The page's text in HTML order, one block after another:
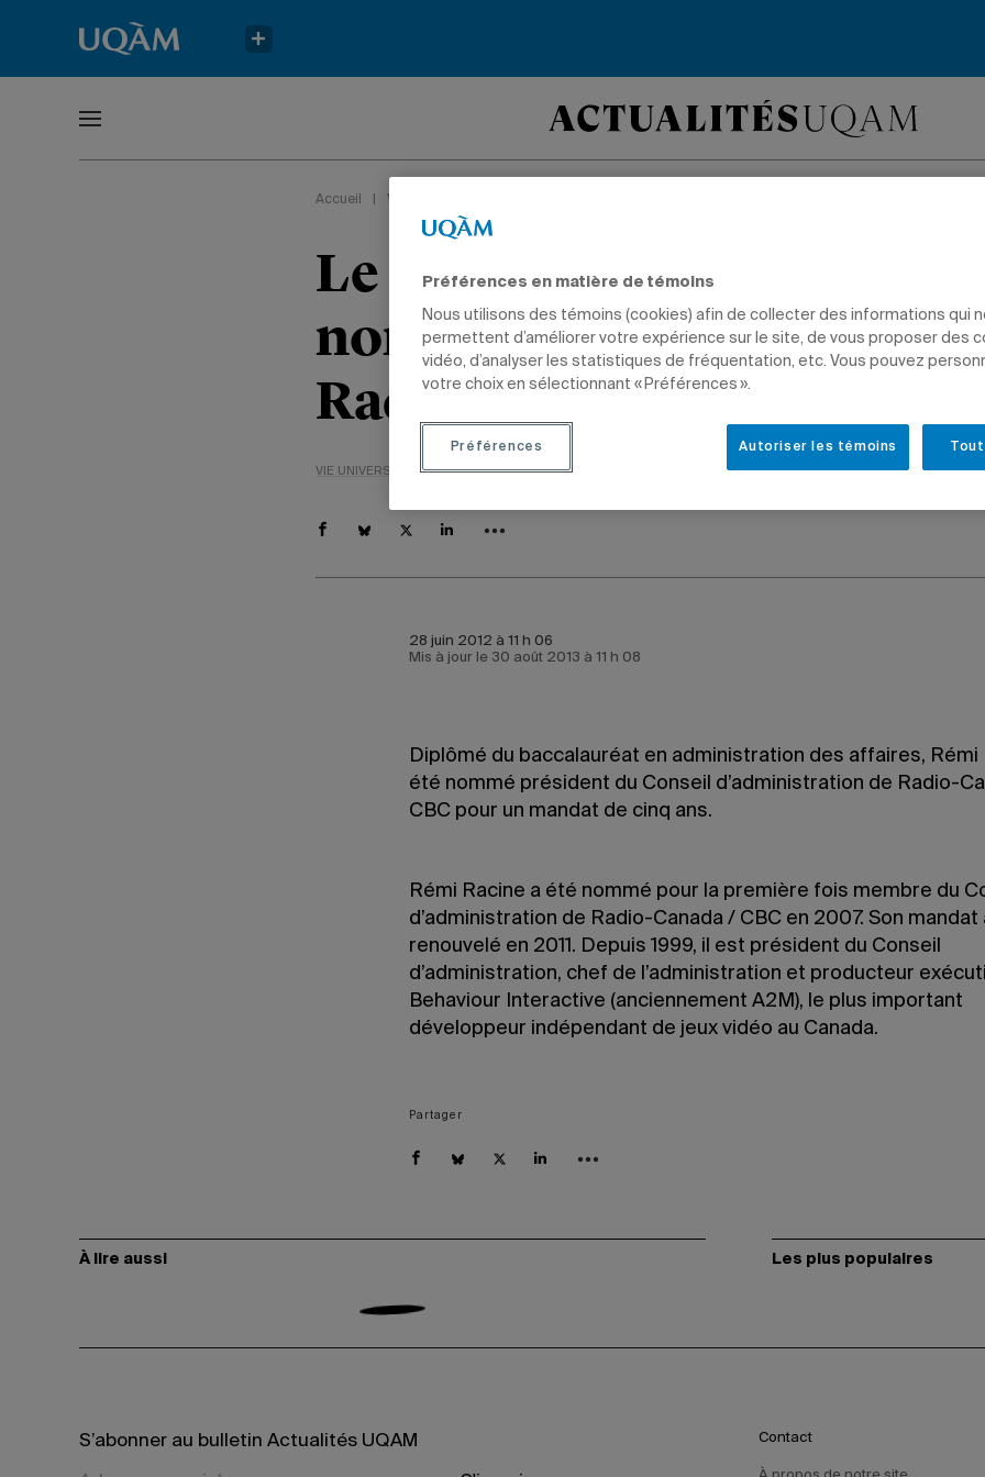
Accueil Vie universitaire
Le diplômé Rémi Racine a
nommé président du C.A.
Radio-Canada / CBC
VIE UNIVERSITAIRE NOMINATIONS GESTION
28 juin 2012 à 11 h 06
Mis à jour le 30 août 2013 à 11 h 08
Diplômé du baccalauréat en administration des affaires, Rémi
été nommé président du Conseil d’administration de Radio-
CBC pour un mandat de cinq ans.
Rémi Racine a été nommé pour la première fois membre du
d’administration de Radio-Canada / CBC en 2007. Son mandat
renouvelé en 2011. Depuis 1999, il est président du Conseil
d’administration, chef de l’administration et producteur
Behaviour Interactive (anciennement A2M), le plus important
développeur indépendant de jeux vidéo au Canada.
Partager
À lire aussi Les plus populaires
S’abonner au bulletin Actualités UQAM Contact
Préférences en matière de témoins
Nous utilisons des témoins (cookies) afin de collecter des informations qui
permettent d’améliorer votre expérience sur le site, de vous proposer des
vidéo, d’analyser les statistiques de fréquentation, etc. Vous pouvez
votre choix en sélectionnant « Préférences ».
Autoriser les témoins
Préférences